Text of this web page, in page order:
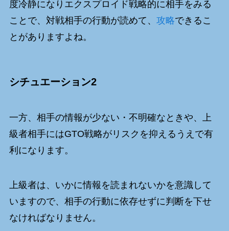
度冷静になりエクスプロイド戦略的に相手をみる
ことで、対戦相手の行動が読めて、 攻略できるこ
とがありますよね。
シチュエーション2
一方、相手の情報が少ない・不明確なときや、上
級者相手にはGTO戦略がリスクを抑えるうえで有
利になります。
上級者は、いかに情報を読まれないかを意識して
いますので、相手の行動に依存せずに判断を下せ
なければなりません。